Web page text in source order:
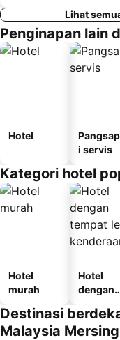
Lihat
Penginapan lain
Hotel
i servis
Kategori hotel
Hotel
murah
Hotel
dengan
letak
Destinasi
Malaysia Mersing